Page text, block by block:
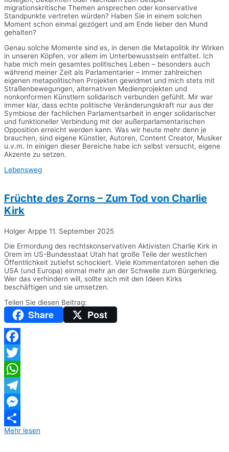
migrationskritische Themen ansprechen oder konservative
Standpunkte vertreten würden? Haben Sie in einem solchen
Moment schon einmal gezögert und am Ende lieber den Mund
gehalten?
Genau solche Momente sind es, in denen die Metapolitik ihr Wirken
in unseren Köpfen, vor allem im Unterbewusstsein entfaltet. Ich
habe mich mein gesamtes politisches Leben – besonders auch
während meiner Zeit als Parlamentarier – immer zahlreichen
eigenen metapolitischen Projekten gewidmet und mich stets mit
Straßenbewegungen, alternativen Medienprojekten und
nonkonformen Künstlern solidarisch verbunden gefühlt. Mir war
immer klar, dass echte politische Veränderungskraft nur aus der
Symbiose der fachlichen Parlamentsarbeit in enger solidarischer
und funktioneller Verbindung mit der außerparlamentarischen
Opposition erreicht werden kann. Was wir heute mehr denn je
brauchen, sind eigene Künstler, Autoren, Content Creator, Musiker
u.v.m. In einigen dieser Bereiche habe ich selbst versucht, eigene
Akzente zu setzen.
Lebensweg
Früchte des Zorns – Zum Tod von Charlie
Kirk
Holger Arppe 11. September 2025
Die Ermordung des rechtskonservativen Aktivisten Charlie Kirk in
Orem im US-Bundesstaat Utah hat große Teile der westlichen
Öffentlichkeit zutiefst schockiert. Viele Kommentatoren sehen die
USA (und Europa) einmal mehr an der Schwelle zum Bürgerkrieg.
Wer das verhindern will, sollte sich mit den Ideen Kirks
beschäftigen und sie umsetzen.
Teilen Sie diesen Beitrag:
Share Post
Facebook
Twitter
WhatsApp
Telegram
Messenger
Teilen
Mehr lesen